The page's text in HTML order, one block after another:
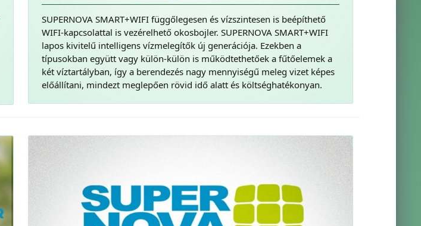
SUPERNOVA SMART+WIFI függőlegesen és vízszintesen is beépíthető
WIFI-kapcsolattal is vezérelhető okosbojler. SUPERNOVA SMART+WIFI
lapos kivitelű intelligens vízmelegítők új generációja. Ezekben a
típusokban együtt vagy külön-külön is működtethetőek a fűtőelemek a
két víztartályban, így a berendezés nagy mennyiségű meleg vizet képes
előállítani, mindezt meglepően rövid idő alatt és költséghatékonyan.